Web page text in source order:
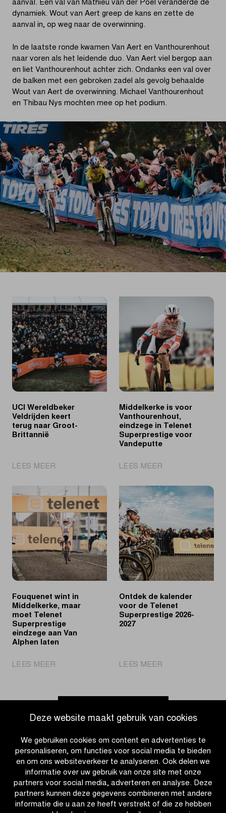
Deze website maakt gebruik van cookies
We gebruiken cookies om content en advertenties te
personaliseren, om functies voor social media te bieden
en om ons websiteverkeer te analyseren. Ook delen we
informatie over uw gebruik van onze site met onze
partners voor social media, adverteren en analyse. Deze
partners kunnen deze gegevens combineren met andere
informatie die u aan ze heeft verstrekt of die ze hebben
aanval. Een val van Mathieu van der Poel veranderde de
dynamiek. Wout van Aert greep de kans en zette de
aanval in, op weg naar de overwinning.
In de laatste ronde kwamen Van Aert en Vanthourenhout
naar voren als het leidende duo. Van Aert viel bergop aan
en liet Vanthourenhout achter zich. Ondanks een val over
de balken met een gebroken zadel als gevolg behaalde
Wout van Aert de overwinning. Michael Vanthourenhout
en Thibau Nys mochten mee op het podium.
UCI Wereldbeker
Veldrijden keert
terug naar Groot-
Brittannië
LEES MEER
Wereldbeker
Veldrijden
keert
terug
naar
Groot-
Brittannië
Middelkerke is voor
Vanthourenhout,
eindzege in Telenet
Superprestige voor
Vandeputte
LEES MEER
is
voor
Vanthourenhout,
in
Telenet
Superprestige
voor
Vandeputte
Fouquenet wint in
Middelkerke, maar
moet Telenet
Superprestige
eindzege aan Van
Alphen laten
LEES MEER
in
maar
Telenet
Superprestige
eindzege
aan
Van
Alphen
Ontdek de kalender
voor de Telenet
Superprestige 2026-
2027
LEES MEER
kalender
de
Superprestige
2026-
2027
Ga naar nieuwsoverzicht